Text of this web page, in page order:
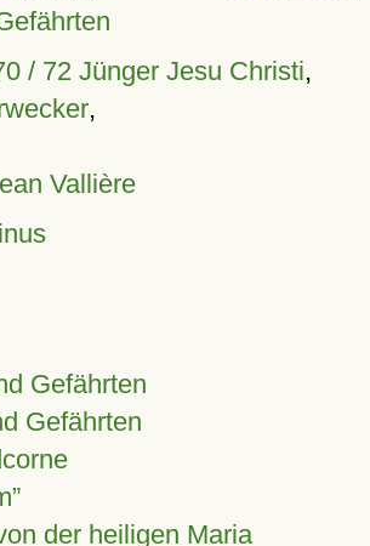
/ 72 Jünger Jesu Christi,
,
Vallière
Gefährten
Gefährten
der heiligen Maria